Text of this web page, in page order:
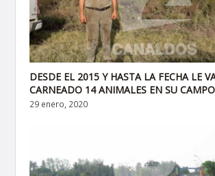
DESDE EL 2015 Y HASTA LA FECHA LE
CARNEADO 14 ANIMALES EN SU CAMPO
29 enero, 2020